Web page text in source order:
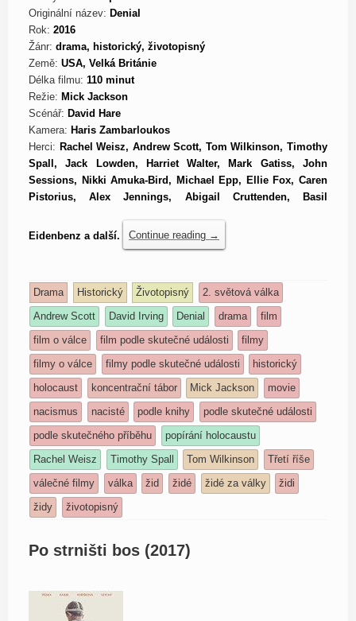
Originální název: Denial
Rok: 2016
Žánr: drama, historický, životopisný
Země: USA, Velká Británie
Délka filmu: 110 minut
Režie: Mick Jackson
Scénář: David Hare
Kamera: Haris Zambarloukos
Herci: Rachel Weisz, Andrew Scott, Tom Wilkinson, Timothy
Spall, Jack Lowden, Harriet Walter, Mark Gatiss, John
Sessions, Nikki Amuka-Bird, Michael Epp, Ellie Fox, Caren
Pistorius, Alex Jennings, Abigail Cruttenden, Basil
Eidenbenz a další. Continue reading →
Drama Historický Životopisný
2. světová válka
Andrew Scott
David Irving Denial drama
film
film o válce
film podle skutečné události
filmy
filmy o válce
filmy podle skutečné události
historický
holocaust
koncentrační tábor Mick Jackson
movie
nacismus
nacisté podle knihy
podle skutečné události
podle skutečného příběhu
popírání holocaustu
Rachel Weisz
Timothy Spall Tom Wilkinson
Třetí říše
válečné filmy
válka žid židé židé za války
židi
židy
životopisný
Po strništi bos (2017)